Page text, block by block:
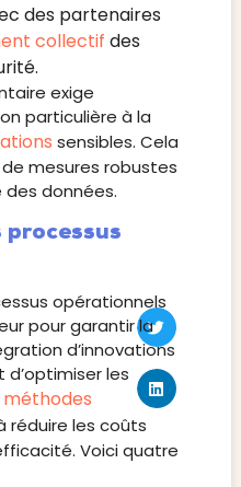
des partenaires
collectif des
exige
particulière à la
sensibles. Cela
mesures robustes
des données.
opérationnels
pour garantir la
d’innovations
les
méthodes
réduire les coûts
Voici quatre